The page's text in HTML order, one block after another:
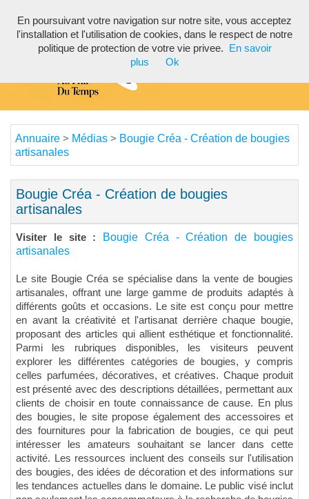
Annuaire > Médias > Bougie Créa - Création de bougies
artisanales
Bougie Créa - Création de bougies
artisanales
Visiter le site :
Bougie Créa - Création de bougies
artisanales
Le site Bougie Créa se spécialise dans la vente de bougies
artisanales, offrant une large gamme de produits adaptés à
différents goûts et occasions. Le site est conçu pour mettre
en avant la créativité et l'artisanat derrière chaque bougie,
proposant des articles qui allient esthétique et fonctionnalité.
Parmi les rubriques disponibles, les visiteurs peuvent
explorer les différentes catégories de bougies, y compris
celles parfumées, décoratives, et créatives. Chaque produit
est présenté avec des descriptions détaillées, permettant aux
clients de choisir en toute connaissance de cause. En plus
des bougies, le site propose également des accessoires et
des fournitures pour la fabrication de bougies, ce qui peut
intéresser les amateurs souhaitant se lancer dans cette
activité. Les ressources incluent des conseils sur l'utilisation
des bougies, des idées de décoration et des informations sur
les tendances actuelles dans le domaine. Le public visé inclut
En poursuivant votre navigation sur notre site, vous acceptez
l'installation et l'utilisation de cookies, dans le respect de notre
politique de protection de votre vie privee.
En savoir
plus
Ok